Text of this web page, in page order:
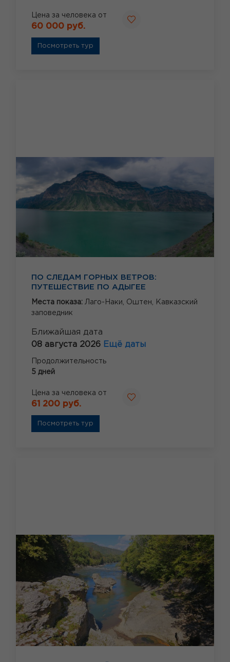
Цена за человека от
60 000 руб.
Посмотреть тур
ПО СЛЕДАМ ГОРНЫХ ВЕТРОВ:
ПУТЕШЕСТВИЕ ПО АДЫГЕЕ
Места показа: Лаго-Наки, Оштен,
Кавказский
заповедник
Ближайшая дата
08 августа 2026 Ещё даты
Продолжительность
5 дней
Цена за человека от
61 200 руб.
Посмотреть тур